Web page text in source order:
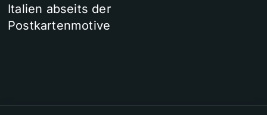
Italien abseits der
Postkartenmotive